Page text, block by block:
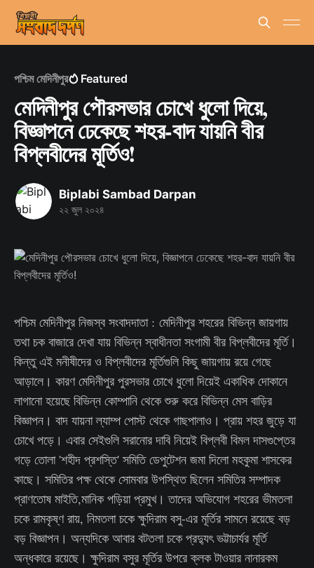
পশ্চিম মেদিনীপুর Featured
মেদিনীপুর পৌরসভার চোখে ধুলো দিয়ে,
বিজ্ঞাপনে ঢেকেছে শহর-বাদ যায়নি বীর
বিপ্লবীদের মূর্তিও!
Biplabi Sambad Darpan
২২ জুল ২০২৪
পশ্চিম মেদিনীপুর নিজস্ব সংবাদদাতা : মেদিনীপুর শহরের বিভিন্ন জায়গায়
তথা চক বাজারে দেখা যায় বিভিন্ন স্বাধীনতা সংগামী বীর বিপ্লবীদের মূর্তি।
কিন্তু এই মনীষীদের ও বিপ্লবীদের মূর্তিগুলি কিছু জায়গায় রয়ে গেছে
আড়ালে। কারণ মেদিনীপুর পুরসভার চোখে ধুলো দিয়েই একাধিক দোকানে
লাগানো হয়েছে বিভিন্ন কোম্পানি থেকে শুরু করে বিভিন্ন মেস বাড়ির
বিজ্ঞাপন। বাদ যায়না ল্যাম্প পোস্ট থেকে গাছপালাও। প্রায় শহর জুড়ে যা
চোখে পড়ে। এবার সেইগুলি সরানোর দাবি নিয়েই বিপ্লবী বিমল দাসগুপ্তের
গড়ে তোলা 'শহীদ প্রশস্তি' সমিতি ডেপুটেশন জমা দিলো মহকুমা শাসকের
কাছে। সমিতির পক্ষ থেকে সোমবার উপস্থিত ছিলেন সমিতির সম্পাদক
প্রাণতোষ মাইতি,মানিক পড়িয়া প্রমুখ। তাদের অভিযোগ শহরের ভীমতলা
চকে রামকৃষ্ণ রায়, নিমতলা চকে ক্ষুদিরাম বসু-এর মূর্তির সামনে রয়েছে বড়
বড় বিজ্ঞাপন। অন্যদিকে আবার বটতলা চকে প্রদ্যুৎ ভট্টাচার্যর মূর্তি
অন্ধকারে রয়েছে। ক্ষুদিরাম বসুর মূর্তির উপরে ক্লক টাওয়ার নানারকম